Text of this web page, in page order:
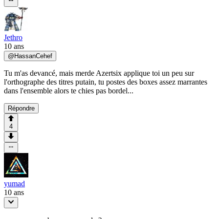
Jethro
10 ans
@HassanCehef
Tu m'as devancé, mais merde Azertsix applique toi un peu sur
l'orthographe des titres putain, tu postes des boxes assez marrantes
dans l'ensemble alors te chies pas bordel...
Répondre
4
yumad
10 ans